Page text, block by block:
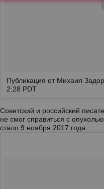
Публикация от Михаил
2:28 PDT
Советский и российский
не смог справиться с
стало 9 ноября 2017 года.